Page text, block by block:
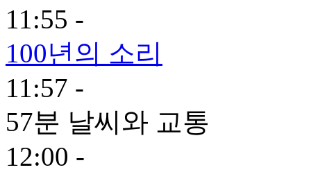
11:55 -
100년의 소리
11:57 -
57분 날씨와 교통
12:00 -